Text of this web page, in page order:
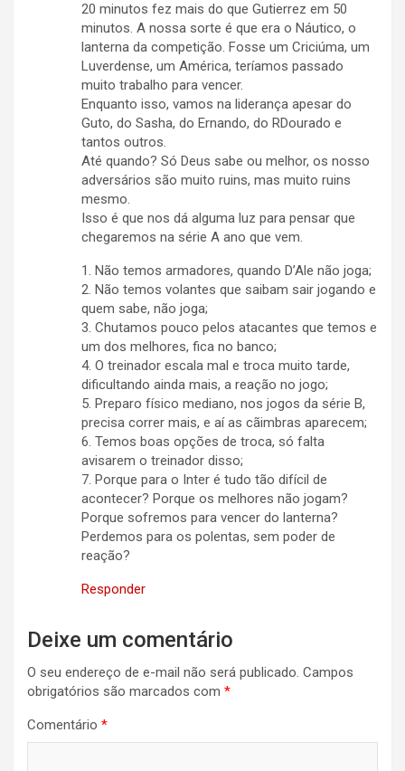
20 minutos fez mais do que Gutierrez em 50
minutos. A nossa sorte é que era o Náutico, o
lanterna da competição. Fosse um Criciúma, um
Luverdense, um América, teríamos passado
muito trabalho para vencer.
Enquanto isso, vamos na liderança apesar do
Guto, do Sasha, do Ernando, do RDourado e
tantos outros.
Até quando? Só Deus sabe ou melhor, os nosso
adversários são muito ruins, mas muito ruins
mesmo.
Isso é que nos dá alguma luz para pensar que
chegaremos na série A ano que vem.
1. Não temos armadores, quando D’Ale não joga;
2. Não temos volantes que saibam sair jogando e
quem sabe, não joga;
3. Chutamos pouco pelos atacantes que temos e
um dos melhores, fica no banco;
4. O treinador escala mal e troca muito tarde,
dificultando ainda mais, a reação no jogo;
5. Preparo físico mediano, nos jogos da série B,
precisa correr mais, e aí as cãimbras aparecem;
6. Temos boas opções de troca, só falta
avisarem o treinador disso;
7. Porque para o Inter é tudo tão difícil de
acontecer? Porque os melhores não jogam?
Porque sofremos para vencer do lanterna?
Perdemos para os polentas, sem poder de
reação?
Responder
Deixe um comentário
O seu endereço de e-mail não será publicado. Campos
obrigatórios são marcados com *
Comentário *